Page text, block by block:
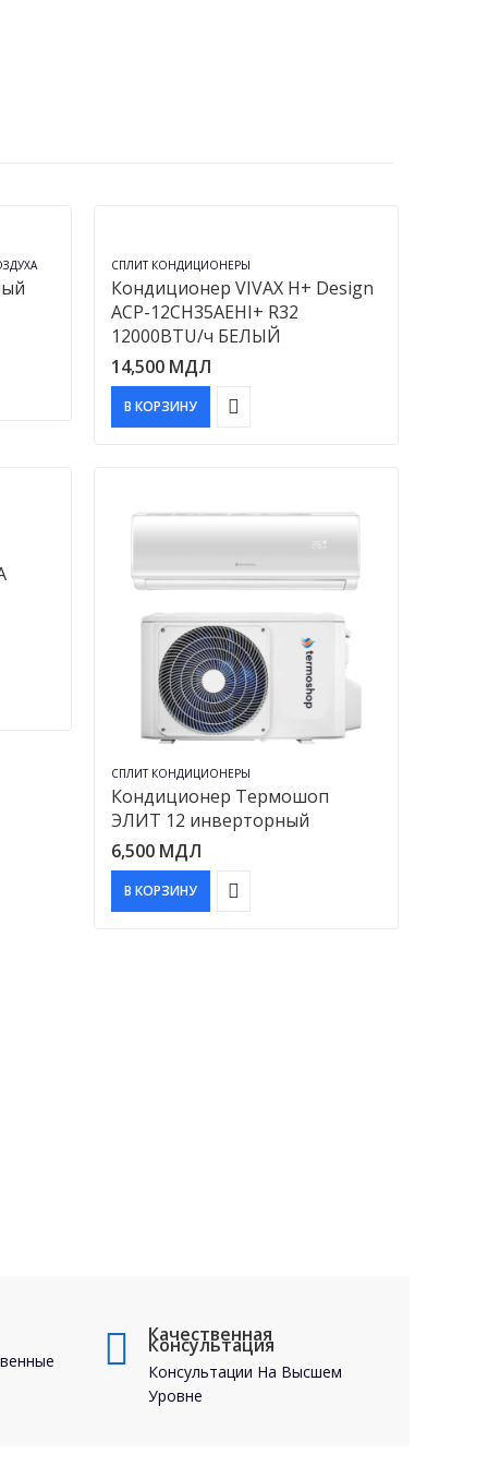
СПЛИТ КОНДИЦИОНЕРЫ
Кондиционер VIVAX H+ Design
ACP-12CH35AEHI+ R32
12000BTU/ч БЕЛЫЙ
14,500 МДЛ
В КОРЗИНУ
СПЛИТ КОНДИЦИОНЕРЫ
Кондиционер Термошоп
ЭЛИТ 12 инверторный
6,500 МДЛ
В КОРЗИНУ
Качественная
Консультация
Консультации На Высшем
Уровне